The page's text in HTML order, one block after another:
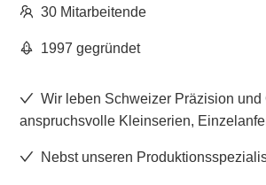
30 Mitarbeitende
1997 gegründet
Wir leben Schweizer Präzision
anspruchsvolle Kleinserien,
Nebst unseren